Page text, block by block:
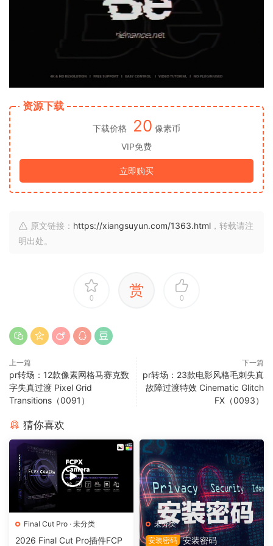
资源下载
下载价格 20 像素币
VIP免费
立即购买
原文链接： https://xiangsuyun.com/1363.html ，转载请注
明出处。
0 赏 0
上一篇
pr转场：12款像素网格马赛克数
字失真过渡 Pixel Grid
Transitions（0091）
下一篇
pr转场：23款电影风格毛刺失真
故障过渡特效 Cinematic Glitch
FX（0093）
猜你喜欢
Final Cut Pro · 未分类
2026 Final Cut Pro插件FCP
未分类
安装密码 安装密码